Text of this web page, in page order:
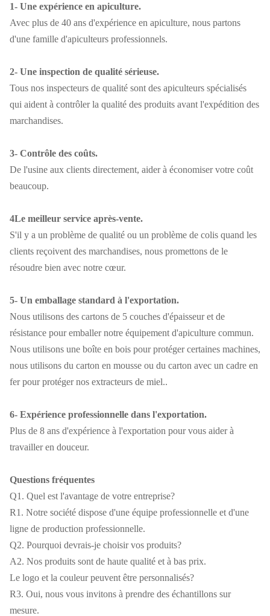
1- Une expérience en apiculture.
Avec plus de 40 ans d'expérience en apiculture, nous partons
d'une famille d'apiculteurs professionnels.
2- Une inspection de qualité sérieuse.
Tous nos inspecteurs de qualité sont des apiculteurs spécialisés
qui aident à contrôler la qualité des produits avant l'expédition des
marchandises.
3- Contrôle des coûts.
De l'usine aux clients directement, aider à économiser votre coût
beaucoup.
4Le meilleur service après-vente.
S'il y a un problème de qualité ou un problème de colis quand les
clients reçoivent des marchandises, nous promettons de le
résoudre bien avec notre cœur.
5- Un emballage standard à l'exportation.
Nous utilisons des cartons de 5 couches d'épaisseur et de
résistance pour emballer notre équipement d'apiculture commun.
Nous utilisons une boîte en bois pour protéger certaines machines,
nous utilisons du carton en mousse ou du carton avec un cadre en
fer pour protéger nos extracteurs de miel..
6- Expérience professionnelle dans l'exportation.
Plus de 8 ans d'expérience à l'exportation pour vous aider à
travailler en douceur.
Questions fréquentes
Q1. Quel est l'avantage de votre entreprise?
R1. Notre société dispose d'une équipe professionnelle et d'une
ligne de production professionnelle.
Q2. Pourquoi devrais-je choisir vos produits?
A2. Nos produits sont de haute qualité et à bas prix.
Le logo et la couleur peuvent être personnalisés?
R3. Oui, nous vous invitons à prendre des échantillons sur
mesure.